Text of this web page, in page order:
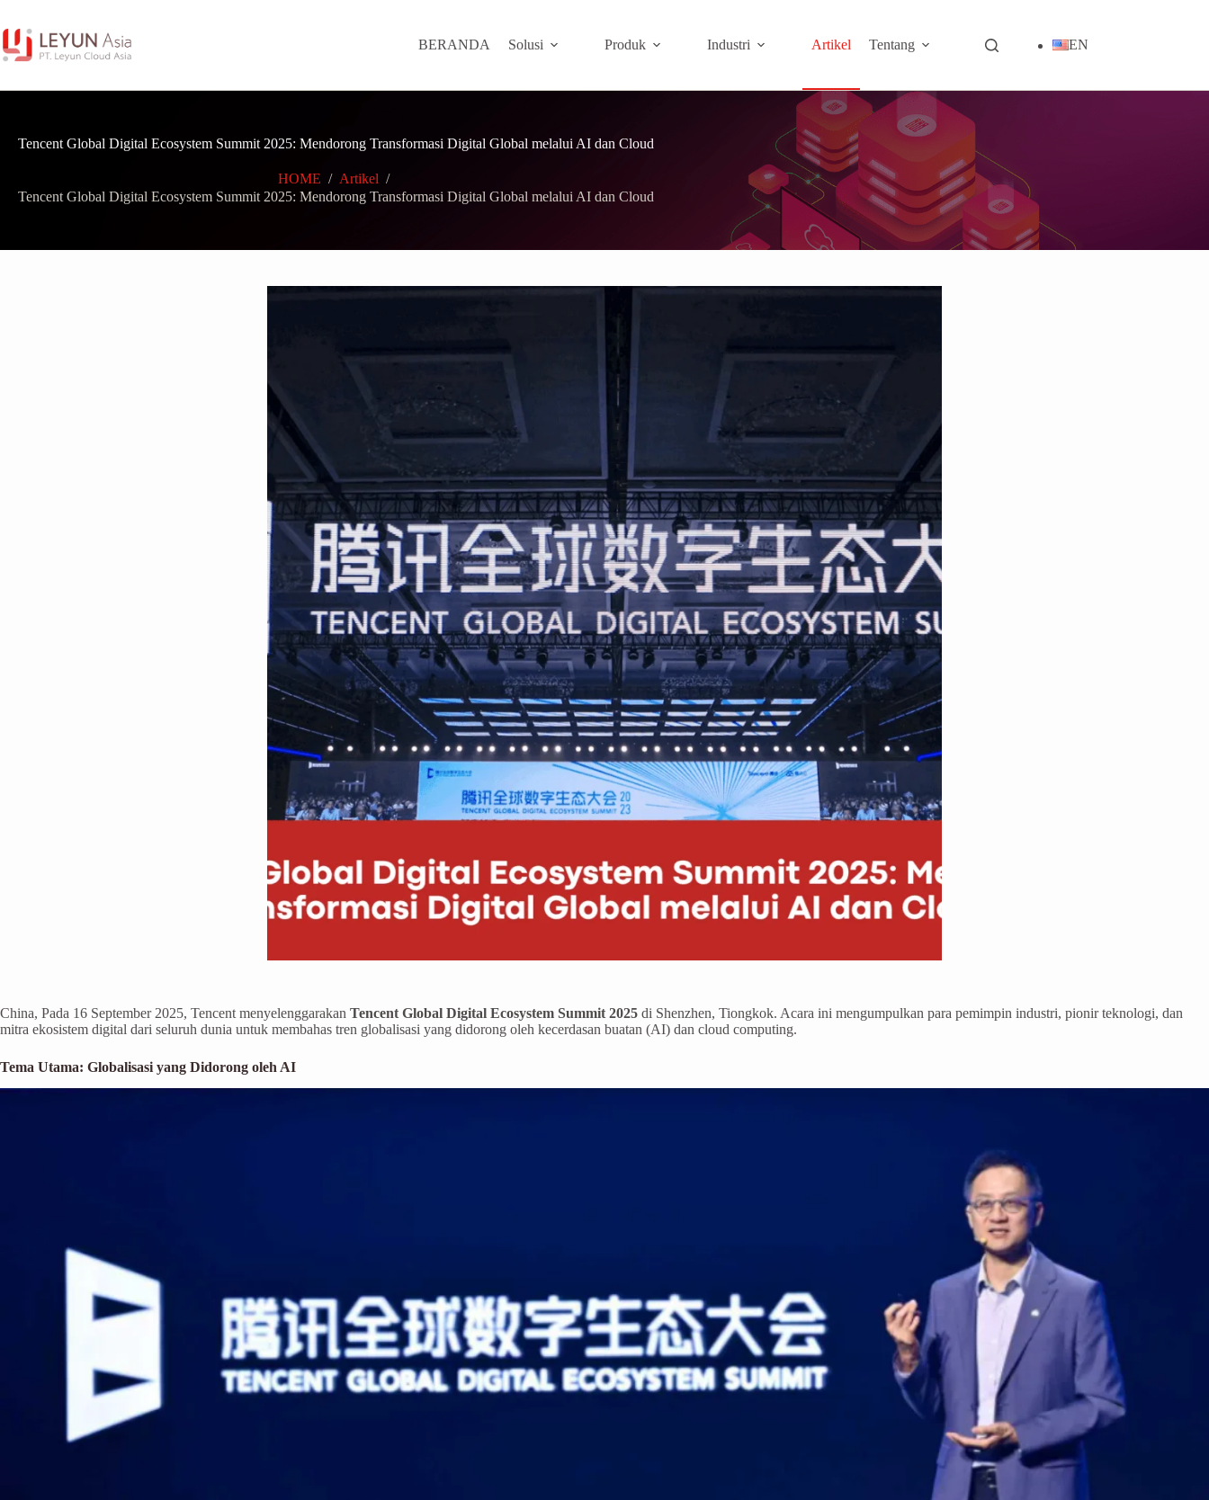
content
BERANDA Solusi Produk Industri Artikel Tentang EN
Tencent Global Digital Ecosystem Summit 2025: Mendorong Transformasi Digital Global melalui AI dan Cloud
HOME / Artikel /
Tencent Global Digital Ecosystem Summit 2025: Mendorong Transformasi Digital Global melalui AI dan Cloud
China, Pada 16 September 2025, Tencent menyelenggarakan Tencent Global Digital Ecosystem Summit 2025 di Shenzhen, Tiongkok. Acara ini mengumpulkan para pemimpin industri, pionir teknologi, dan
mitra ekosistem digital dari seluruh dunia untuk membahas tren globalisasi yang didorong oleh kecerdasan buatan (AI) dan cloud computing.
Tema Utama: Globalisasi yang Didorong oleh AI